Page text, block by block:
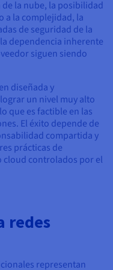
la nube, la posibilidad
a la complejidad, la
de seguridad de la
dependencia inherente
siguen siendo
diseñada y
un nivel muy alto
que es factible en las
El éxito depende de
compartida y
prácticas de
cloud controlados por el
redes
representan